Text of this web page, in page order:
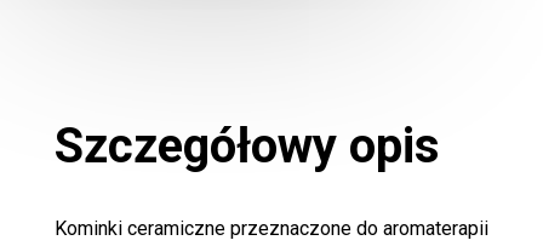
Szczegółowy opis
Kominki ceramiczne przeznaczone do aromaterapii